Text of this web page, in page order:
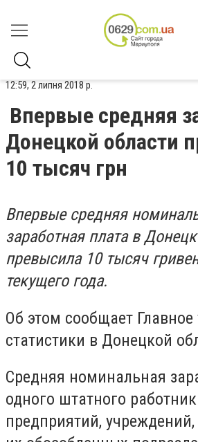
12:59, 2 липня 2018 р.
Впервые средняя
Донецкой области
10 тысяч грн
Впервые средняя
заработная плата в
превысила 10 тысяч
текущего года.
Об этом сообщает Главное
статистики в Донецкой
Средняя номинальная
одного штатного
предприятий,